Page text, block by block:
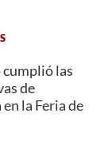
cumplió las
de
la Feria de